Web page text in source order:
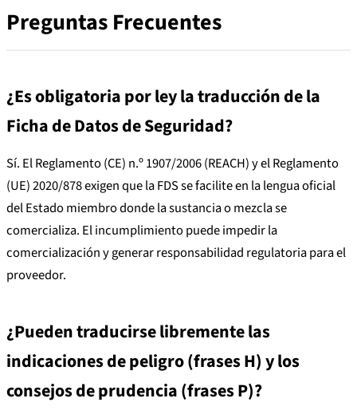
Preguntas Frecuentes
¿Es obligatoria por ley la traducción de la
Ficha de Datos de Seguridad?
Sí. El Reglamento (CE) n.º 1907/2006 (REACH) y el Reglamento
(UE) 2020/878 exigen que la FDS se facilite en la lengua oficial
del Estado miembro donde la sustancia o mezcla se
comercializa. El incumplimiento puede impedir la
comercialización y generar responsabilidad regulatoria para el
proveedor.
¿Pueden traducirse libremente las
indicaciones de peligro (frases H) y los
consejos de prudencia (frases P)?